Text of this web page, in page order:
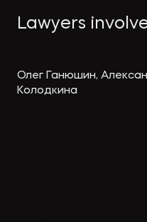
Lawyers
Олег Ганюшин,
Колодкина